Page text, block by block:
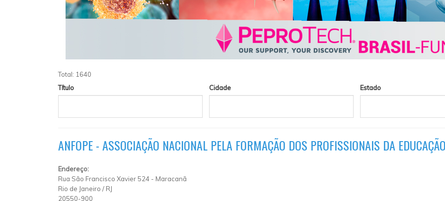
Total: 1640
Título
Cidade Estado
ANFOPE - ASSOCIAÇÃO NACIONAL PELA FORMAÇÃO DOS PROFISSIONAIS DA
Endereço:
Rua São Francisco Xavier 524 - Maracanã
Rio de Janeiro / RJ
20550-900